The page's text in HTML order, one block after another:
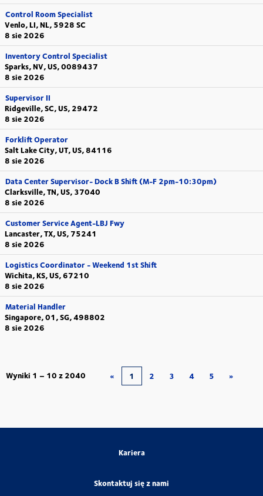
Control Room Specialist
Venlo, LI, NL, 5928 SC
8 sie 2026
Inventory Control Specialist
Sparks, NV, US, 0089437
8 sie 2026
Supervisor II
Ridgeville, SC, US, 29472
8 sie 2026
Forklift Operator
Salt Lake City, UT, US, 84116
8 sie 2026
Data Center Supervisor- Dock B Shift (M-F 2pm-10:30pm)
Clarksville, TN, US, 37040
8 sie 2026
Customer Service Agent-LBJ Fwy
Lancaster, TX, US, 75241
8 sie 2026
Logistics Coordinator - Weekend 1st Shift
Wichita, KS, US, 67210
8 sie 2026
Material Handler
Singapore, 01, SG, 498802
8 sie 2026
Wyniki 1 – 10 z 2040 « 1 2 3 4 5 »
Kariera
Skontaktuj się z nami